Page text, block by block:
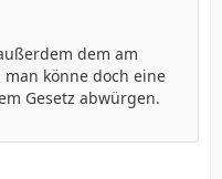
dem am
könne doch eine
Gesetz abwürgen.